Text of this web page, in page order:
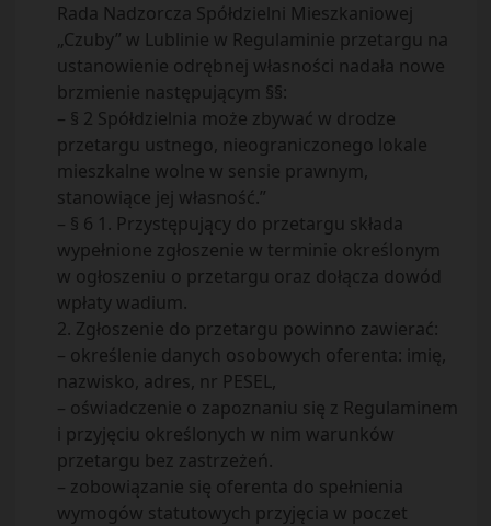
Rada Nadzorcza Spółdzielni Mieszkaniowej
„Czuby” w Lublinie w Regulaminie przetargu na
ustanowienie odrębnej własności nadała nowe
brzmienie następującym §§:
– § 2 Spółdzielnia może zbywać w drodze
przetargu ustnego, nieograniczonego lokale
mieszkalne wolne w sensie prawnym,
stanowiące jej własność.”
– § 6 1. Przystępujący do przetargu składa
wypełnione zgłoszenie w terminie określonym
w ogłoszeniu o przetargu oraz dołącza dowód
wpłaty wadium.
2. Zgłoszenie do przetargu powinno zawierać:
– określenie danych osobowych oferenta: imię,
nazwisko, adres, nr PESEL,
– oświadczenie o zapoznaniu się z Regulaminem
i przyjęciu określonych w nim warunków
przetargu bez zastrzeżeń.
– zobowiązanie się oferenta do spełnienia
wymogów statutowych przyjęcia w poczet